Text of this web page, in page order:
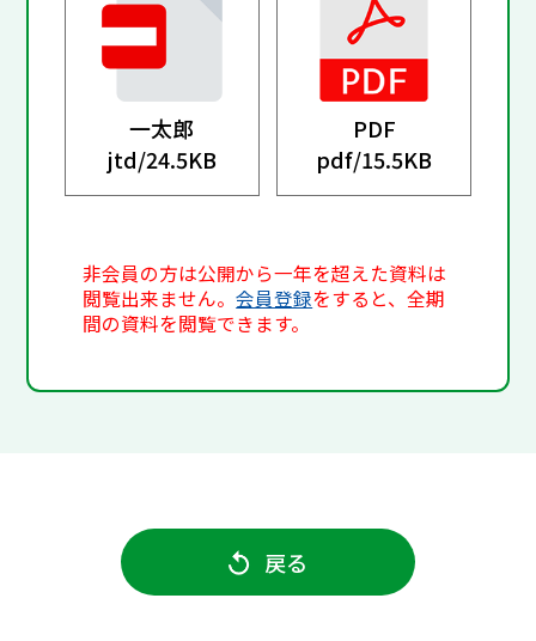
一太郎
jtd/24.5KB
PDF
pdf/15.5KB
非会員の方は公開から一年を超えた資料は
閲覧出来ません。会員登録をすると、全期
間の資料を閲覧できます。
戻る